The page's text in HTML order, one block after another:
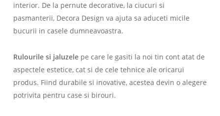
interior. De la pernute decorative, la ciucuri si
pasmanterii, Decora Design va ajuta sa aduceti micile
bucurii in casele dumneavoastra.
Rulourile si jaluzelepe care le gasiti la noi tin cont atat de
aspectele estetice, cat si de cele tehnice ale oricarui
produs. Fiind durabile si inovative, acestea devin o alegere
potrivita pentru case si birouri.